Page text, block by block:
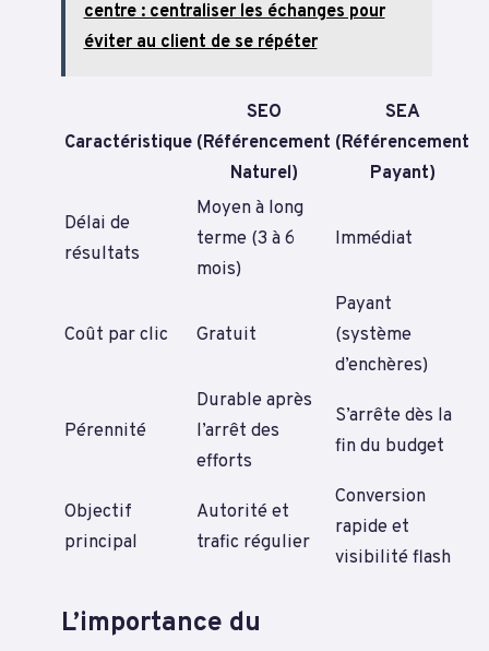
centre : centraliser les échanges pour
éviter au client de se répéter
Caractéristique
SEO
(Référencement
Naturel)
SEA
(Référencement
Payant)
Délai de
résultats
Moyen à long
terme (3 à 6
mois)
Immédiat
Coût par clic Gratuit
Payant
(système
d’enchères)
Pérennité
Durable après
l’arrêt des
efforts
S’arrête dès la
fin du budget
Objectif
principal
Autorité et
trafic régulier
Conversion
rapide et
visibilité flash
L’importance du